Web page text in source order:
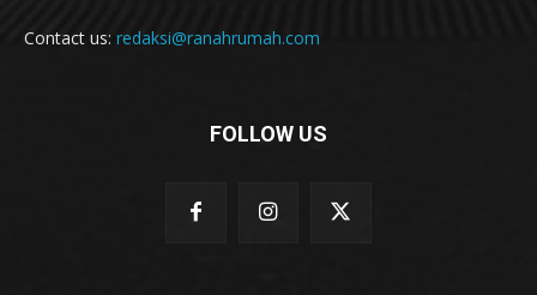
Contact us: redaksi@ranahrumah.com
FOLLOW US